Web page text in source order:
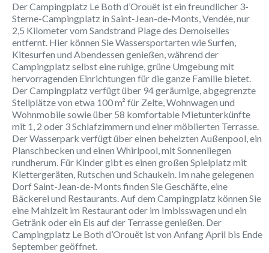
Der Campingplatz Le Both d’Orouët ist ein freundlicher 3-
Sterne-Campingplatz in Saint-Jean-de-Monts, Vendée, nur
2,5 Kilometer vom Sandstrand Plage des Demoiselles
entfernt. Hier können Sie Wassersportarten wie Surfen,
Kitesurfen und Abendessen genießen, während der
Campingplatz selbst eine ruhige, grüne Umgebung mit
hervorragenden Einrichtungen für die ganze Familie bietet.
Der Campingplatz verfügt über 94 geräumige, abgegrenzte
Stellplätze von etwa 100 m² für Zelte, Wohnwagen und
Wohnmobile sowie über 58 komfortable Mietunterkünfte
mit 1, 2 oder 3 Schlafzimmern und einer möblierten Terrasse.
Der Wasserpark verfügt über einen beheizten Außenpool, ein
Planschbecken und einen Whirlpool, mit Sonnenliegen
rundherum. Für Kinder gibt es einen großen Spielplatz mit
Klettergeräten, Rutschen und Schaukeln. Im nahe gelegenen
Dorf Saint-Jean-de-Monts finden Sie Geschäfte, eine
Bäckerei und Restaurants. Auf dem Campingplatz können Sie
eine Mahlzeit im Restaurant oder im Imbisswagen und ein
Getränk oder ein Eis auf der Terrasse genießen. Der
Campingplatz Le Both d’Orouët ist von Anfang April bis Ende
September geöffnet.